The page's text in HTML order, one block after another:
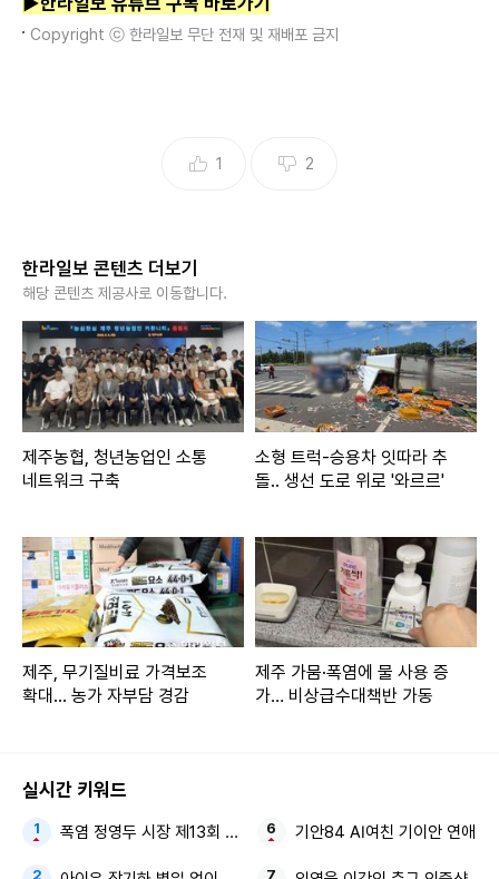
Copyright ⓒ 한라일보 무단 전재 및 재배포 금지
1 2
한라일보 콘텐츠 더보기
해당 콘텐츠 제공사로 이동합니다.
제주농협, 청년농업인 소통
네트워크 구축
소형 트럭-승용차 잇따라 추
돌.. 생선 도로 위로 '와르르'
제주, 무기질비료 가격보조
확대... 농가 자부담 경감
제주 가뭄·폭염에 물 사용 증
가… 비상급수대책반 가동
실시간 키워드
폭염 정영두 시장 제13회 제주삼다수 마스터스기안84 AI여친 기이안 연애